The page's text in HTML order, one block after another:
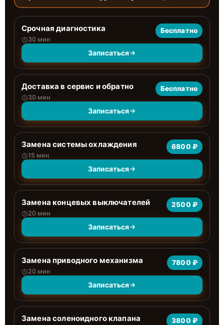
Срочная диагностика
30 мин
Бесплатно
Записаться
Доставка в сервис и обратно
30 мин
Бесплатно
Записаться
Замена системы охлаждения
15 мин
6800 ₽
Записаться
Замена концевых выключателей
20 мин
2500 ₽
Записаться
Замена приводного механизма
20 мин
7800 ₽
Записаться
Замена соленоидного клапана 3800 ₽